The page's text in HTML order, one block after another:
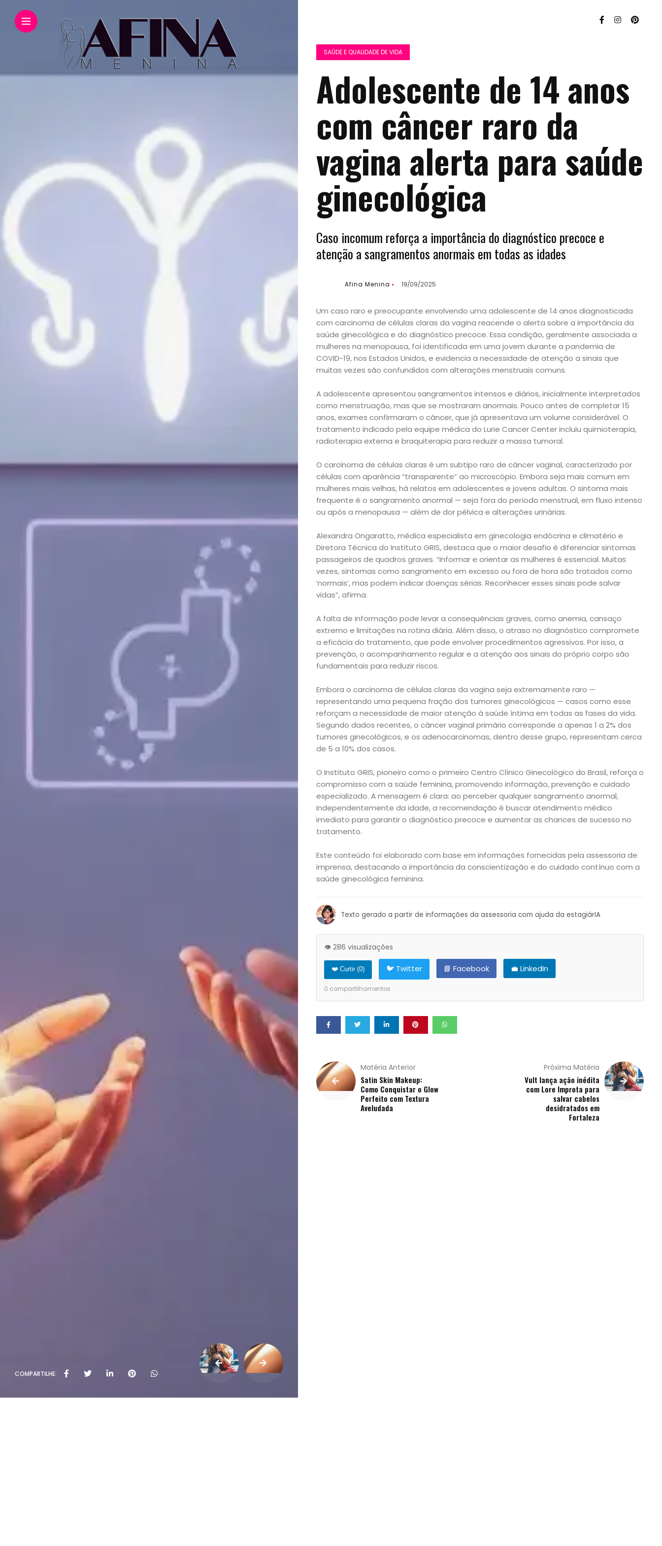
Início
Academia
Beleza
Bora
lá!
Casa
e
Decoração
Exclusiva
Homem
Mães
Filhos
Opinião
Pets
Receitas
Saúde
de
COMPARTILHE:
SAÚDE E QUALIDADE DE VIDA
Adolescente de 14 anos
com câncer raro da
vagina alerta para saúde
ginecológica
Caso incomum reforça a importância do diagnóstico precoce e
atenção a sangramentos anormais em todas as idades
Afina Menina 19/09/2025
Um caso raro e preocupante envolvendo uma adolescente de 14 anos diagnosticada
com carcinoma de células claras da vagina reacende o alerta sobre a importância da
saúde ginecológica e do diagnóstico precoce. Essa condição, geralmente associada a
mulheres na menopausa, foi identificada em uma jovem durante a pandemia de
COVID-19, nos Estados Unidos, e evidencia a necessidade de atenção a sinais que
muitas vezes são confundidos com alterações menstruais comuns.
A adolescente apresentou sangramentos intensos e diários, inicialmente interpretados
como menstruação, mas que se mostraram anormais. Pouco antes de completar 15
anos, exames confirmaram o câncer, que já apresentava um volume considerável. O
tratamento indicado pela equipe médica do Lurie Cancer Center incluiu quimioterapia,
radioterapia externa e braquiterapia para reduzir a massa tumoral.
O carcinoma de células claras é um subtipo raro de câncer vaginal, caracterizado por
células com aparência “transparente” ao microscópio. Embora seja mais comum em
mulheres mais velhas, há relatos em adolescentes e jovens adultas. O sintoma mais
frequente é o sangramento anormal — seja fora do período menstrual, em fluxo intenso
ou após a menopausa — além de dor pélvica e alterações urinárias.
Alexandra Ongaratto, médica especialista em ginecologia endócrina e climatério e
Diretora Técnica do Instituto GRIS, destaca que o maior desafio é diferenciar sintomas
passageiros de quadros graves. “Informar e orientar as mulheres é essencial. Muitas
vezes, sintomas como sangramento em excesso ou fora de hora são tratados como
‘normais’, mas podem indicar doenças sérias. Reconhecer esses sinais pode salvar
vidas”, afirma.
A falta de informação pode levar a consequências graves, como anemia, cansaço
extremo e limitações na rotina diária. Além disso, o atraso no diagnóstico compromete
a eficácia do tratamento, que pode envolver procedimentos agressivos. Por isso, a
prevenção, o acompanhamento regular e a atenção aos sinais do próprio corpo são
fundamentais para reduzir riscos.
Embora o carcinoma de células claras da vagina seja extremamente raro —
representando uma pequena fração dos tumores ginecológicos — casos como esse
reforçam a necessidade de maior atenção à saúde íntima em todas as fases da vida.
Segundo dados recentes, o câncer vaginal primário corresponde a apenas 1 a 2% dos
tumores ginecológicos, e os adenocarcinomas, dentro desse grupo, representam cerca
de 5 a 10% dos casos.
O Instituto GRIS, pioneiro como o primeiro Centro Clínico Ginecológico do Brasil, reforça o
compromisso com a saúde feminina, promovendo informação, prevenção e cuidado
especializado. A mensagem é clara: ao perceber qualquer sangramento anormal,
independentemente da idade, a recomendação é buscar atendimento médico
imediato para garantir o diagnóstico precoce e aumentar as chances de sucesso no
tratamento.
Este conteúdo foi elaborado com base em informações fornecidas pela assessoria de
imprensa, destacando a importância da conscientização e do cuidado contínuo com a
saúde ginecológica feminina.
Texto gerado a partir de informações da assessoria com ajuda da estagiárIA
👁️ 286 visualizações
❤️ Curtir (0) 🐦 Twitter 📘 Facebook 💼 LinkedIn
0 compartilhamentos
Matéria Anterior
Satin Skin Makeup:
Como Conquistar o Glow
Perfeito com Textura
Aveludada
Próxima Matéria
Vult lança ação inédita
com Lore Improta para
salvar cabelos
desidratados em
Fortaleza